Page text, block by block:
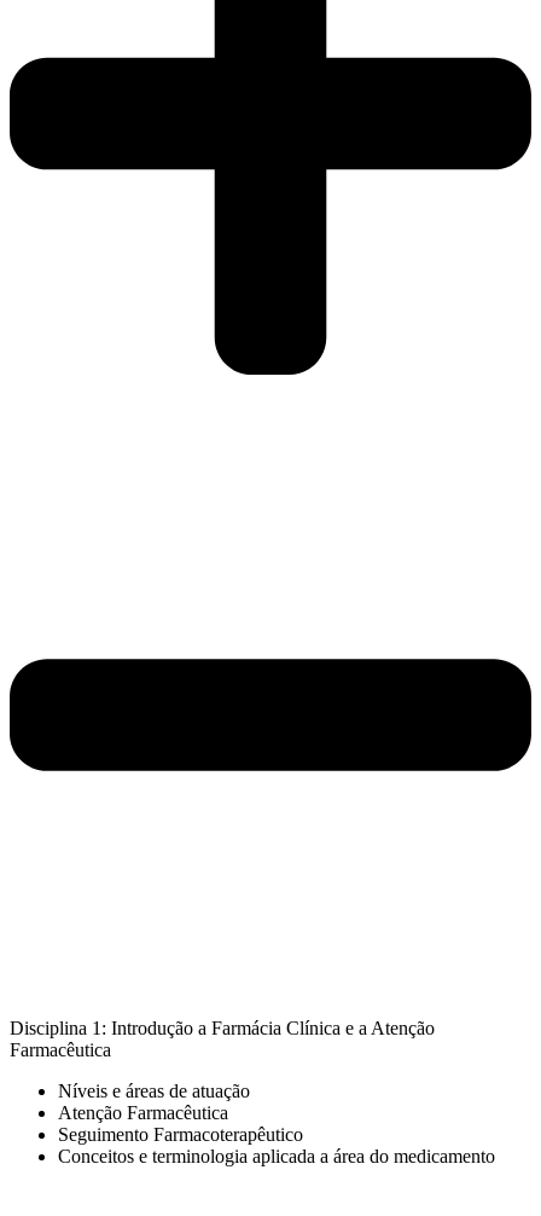
Disciplina 1: Introdução a Farmácia Clínica e a Atenção
Farmacêutica
Níveis e áreas de atuação
Atenção Farmacêutica
Seguimento Farmacoterapêutico
Conceitos e terminologia aplicada a área do medicamento